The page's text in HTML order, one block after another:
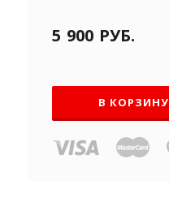
5 900 РУБ.
В КОРЗИНУ